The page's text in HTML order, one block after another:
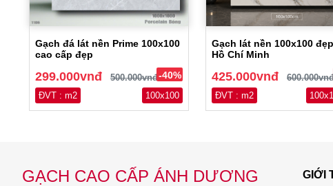
Gạch đá lát nền Prime 100x100
cao cấp đẹp
299.000vnđ 500.000vnđ -40%
ĐVT : m2 100x100
Gạch lát nền 100x100
Hồ Chí Minh
425.000vnđ 600.000vnđ
ĐVT : m2
GẠCH CAO CẤP ÁNH DƯƠNG GIỚI